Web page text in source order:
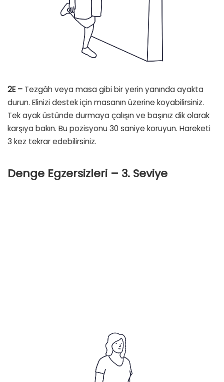
2E – Tezgâh veya masa gibi bir yerin yanında ayakta
durun. Elinizi destek için masanın üzerine koyabilirsiniz.
Tek ayak üstünde durmaya çalışın ve başınız dik olarak
karşıya bakın. Bu pozisyonu 30 saniye koruyun. Hareketi
3 kez tekrar edebilirsiniz.
Denge Egzersizleri – 3. Seviye